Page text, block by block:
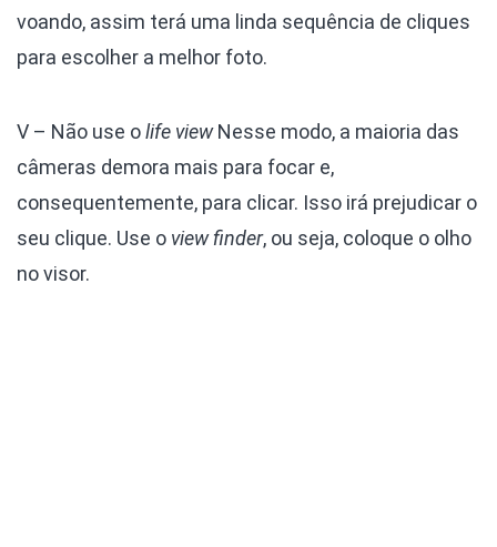
voando, assim terá uma linda sequência de cliques
para escolher a melhor foto.
V – Não use olife viewNesse modo, a maioria das
câmeras demora mais para focar e,
consequentemente, para clicar. Isso irá prejudicar o
seu clique. Use o view finder, ou seja, coloque o olho
no visor.